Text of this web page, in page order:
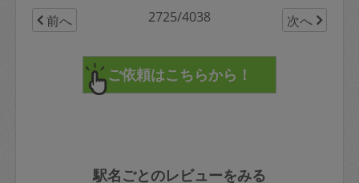
前へ 2725/4038 次へ
駅名ごとのレビューをみる